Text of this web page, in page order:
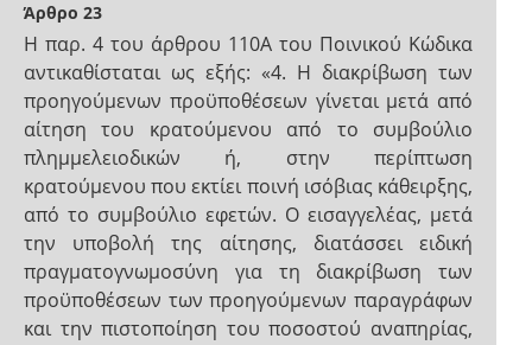
Άρθρο 23
Η παρ. 4 του άρθρου 110Α του Ποινικού Κώδικα
αντικαθίσταται ως εξής: «4. Η διακρίβωση των
προηγούμενων προϋποθέσεων γίνεται μετά από
αίτηση του κρατούμενου από το συμβούλιο
πλημμελειοδικών ή, στην περίπτωση
κρατούμενου που εκτίει ποινή ισόβιας κάθειρξης,
από το συμβούλιο εφετών. Ο εισαγγελέας, μετά
την υποβολή της αίτησης, διατάσσει ειδική
πραγματογνωμοσύνη για τη διακρίβωση των
προϋποθέσεων των προηγούμενων παραγράφων
και την πιστοποίηση του ποσοστού αναπηρίας,